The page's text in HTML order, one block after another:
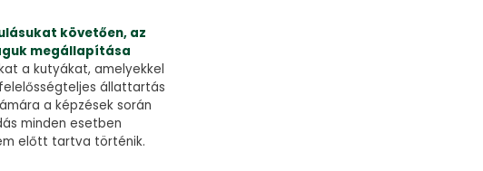
követően, az
megállapítása
a kutyákat, amelyekkel
állattartás
a képzések során
minden esetben
előtt tartva történik.